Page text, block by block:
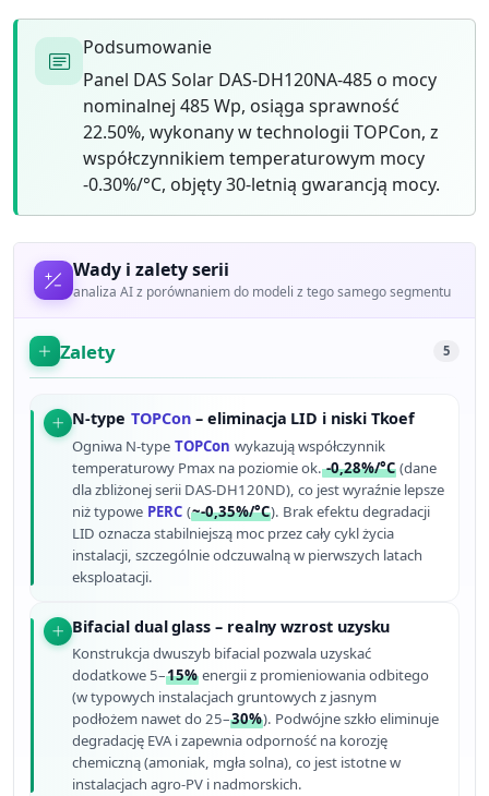
Podsumowanie
Panel DAS Solar DAS-DH120NA-485 o mocy
nominalnej 485 Wp, osiąga sprawność
22.50%, wykonany w technologii TOPCon, z
współczynnikiem temperaturowym mocy
-0.30%/°C, objęty 30-letnią gwarancją mocy.
Wady i zalety serii
analiza AI z porównaniem do modeli z tego samego segmentu
Zalety 5
N-type TOPCon – eliminacja LID i niski Tkoef
Ogniwa N-type TOPCon wykazują współczynnik
temperaturowy Pmax na poziomie ok.-0,28%/°C (dane
dla zbliżonej serii DAS-DH120ND), co jest wyraźnie lepsze
niż typowe PERC (~-0,35%/°C). Brak efektu degradacji
LID oznacza stabilniejszą moc przez cały cykl życia
instalacji, szczególnie odczuwalną w pierwszych latach
eksploatacji.
Bifacial dual glass – realny wzrost uzysku
Konstrukcja dwuszyb bifacial pozwala uzyskać
dodatkowe 5–15% energii z promieniowania odbitego
(w typowych instalacjach gruntowych z jasnym
podłożem nawet do 25–30%). Podwójne szkło eliminuje
degradację EVA i zapewnia odporność na korozję
chemiczną (amoniak, mgła solna), co jest istotne w
instalacjach agro-PV i nadmorskich.